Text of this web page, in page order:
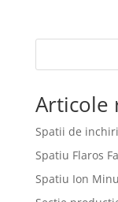
Articole
Spatii de
Spatiu Flaros
Spatiu Ion